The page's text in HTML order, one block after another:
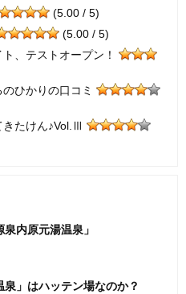
(5.00 / 5)
(5.00 / 5)
、テストオープン！
ひかりの口コミ
きたけん♪Vol.Ⅲ
内原元湯温泉」
」はハッテン場なのか？